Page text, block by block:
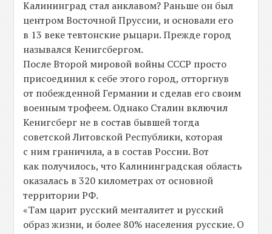
Калининград стал анклавом? Раньше он был
центром Восточной Пруссии, и основали его
в 13 веке тевтонские рыцари. Прежде город
назывался Кенигсбергом.
После Второй мировой войны СССР просто
присоединил к себе этого город, отторгнув
от побежденной Германии и сделав его своим
военным трофеем. Однако Сталин включил
Кенигсберг не в состав бывшей тогда
советской Литовской Республики, которая
с ним граничила, а в состав России. Вот
как получилось, что Калининградская область
оказалась в 320 километрах от основной
территории РФ.
«Там царит русский менталитет и русский
образ жизни, и более 80% населения русские. О